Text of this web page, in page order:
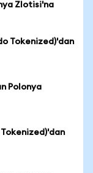
Zlotisi'na
Tokenized)'dan
Polonya